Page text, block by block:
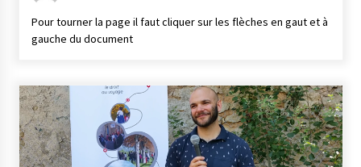
Pour tourner la page il faut cliquer sur les flèches en gaut et à
gauche du document